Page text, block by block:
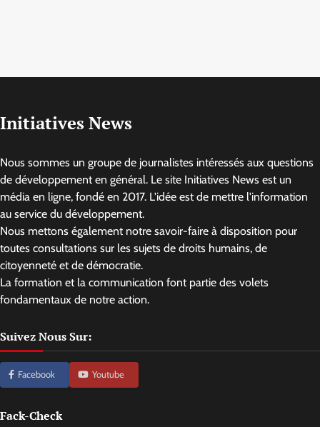
Initiatives News
Nous sommes un groupe de journalistes intéressés aux questions
de développement en général. Le site Initiatives News est un
média en ligne, fondé en 2017. L'idée est de mettre l'information
au service du développement.
Nous mettons également notre savoir-faire à disposition pour
toutes consultations sur les sujets de droits humains, de
citoyenneté et de démocratie.
La formation et la communication font partie des volets
fondamentaux de notre action.
Suivez Nous Sur:
Facebook Youtube
Fack-Check